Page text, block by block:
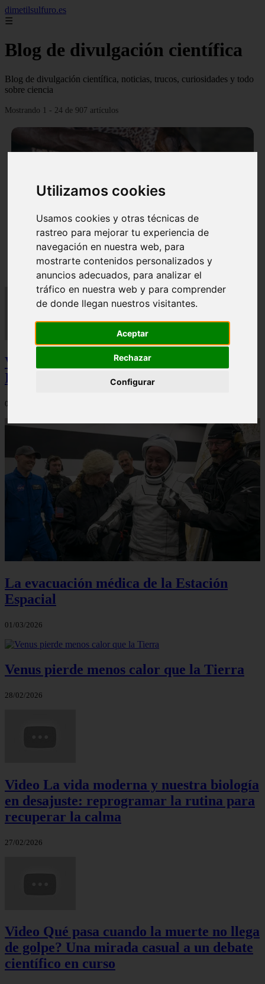
Utilizamos cookies
Usamos cookies y otras técnicas de
rastreo para mejorar tu experiencia de
navegación en nuestra web, para
mostrarte contenidos personalizados y
anuncios adecuados, para analizar el
tráfico en nuestra web y para comprender
de donde llegan nuestros visitantes.
Aceptar
Rechazar
Configurar
dimetilsulfuro.es
☰
Blog de divulgación científica
Blog de divulgación científica, noticias, trucos, curiosidades y todo
sobre ciencia
Mostrando 1 - 24 de 907 artículos
En África harán lo que parecía imposible: Utilizarán
moléculas de agua para cocinar sus alimentos
Video Advertencias desde la cúspide de la
IA: Hinton y el posible colapso social
06/03/2026
La evacuación médica de la Estación
Espacial
01/03/2026
Venus pierde menos calor que la Tierra
28/02/2026
Video La vida moderna y nuestra biología
en desajuste: reprogramar la rutina para
recuperar la calma
27/02/2026
Video Qué pasa cuando la muerte no llega
de golpe? Una mirada casual a un debate
científico en curso